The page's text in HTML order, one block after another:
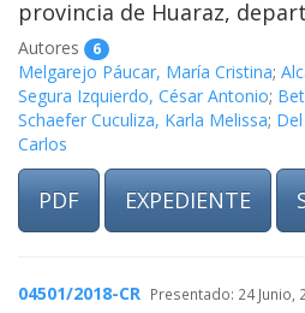
provincia de Huaraz,
Autores 6
Melgarejo Páucar, María Cristina;
Segura Izquierdo, César Antonio;
Schaefer Cuculiza, Karla Melissa;
Carlos
PDF EXPEDIENTE
04501/2018-CR Presentado: 24 Junio,